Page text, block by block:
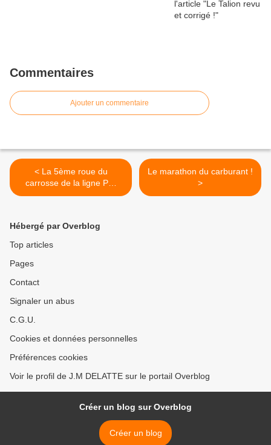
Commentaires
Ajouter un commentaire
< La 5ème roue du
carrosse de la ligne P…
Vous la connaissez ?
Le marathon du carburant !
>
Hébergé par Overblog
Top articles
Pages
Contact
Signaler un abus
C.G.U.
Cookies et données personnelles
Préférences cookies
Voir le profil de J.M DELATTE sur le portail Overblog
Créer un blog sur Overblog
Créer un blog